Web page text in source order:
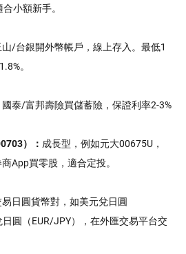
小額新手。
山/台銀開外幣帳戶，線上存入。最低1
。
泰/富邦壽險買儲蓄險，保證利率2-3%
）： 成長型，例如元大00675U，
App買零股，適合定投。
日圓貨幣對，如美元兌日圓
日圓（EUR/JPY），在外匯交易平台交